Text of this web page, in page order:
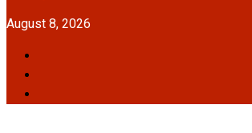
August 8, 2026